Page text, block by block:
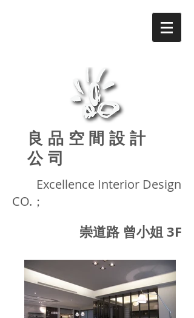
良品 空間設計
公司
Excellence Interior Design
CO.；
崇道路 曾小姐 3F